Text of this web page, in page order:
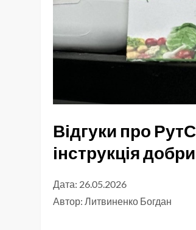
Відгуки про
інструкція
Дата: 26.05.2026
Автор:Литвиненко Богдан